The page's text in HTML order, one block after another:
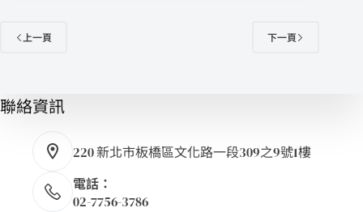
上一頁 下一頁
聯絡資訊
220 新北市板橋區文化路一段309之9號1樓
電話：
02-7756-3786